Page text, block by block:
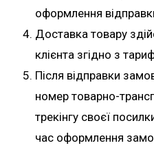
оформлення
Доставка товару
клієнта згідно з
Після відправки
номер товарно-
трекінгу своєї
час оформлення